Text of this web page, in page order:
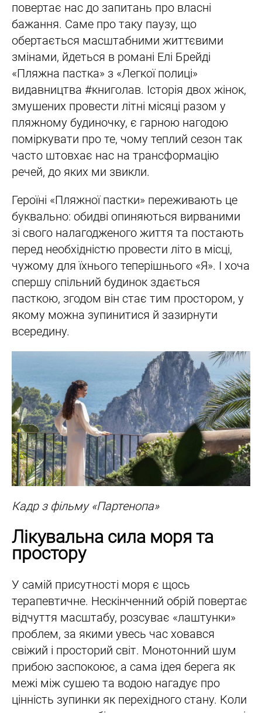
повертає нас до запитань про власні
бажання. Саме про таку паузу, що
обертається масштабними життєвими
змінами, йдеться в романі Елі Брейді
«Пляжна пастка» з «Легкої полиці»
видавництва #книголав. Історія двох жінок,
змушених провести літні місяці разом у
пляжному будиночку, є гарною нагодою
поміркувати про те, чому теплий сезон так
часто штовхає нас на трансформацію
речей, до яких ми звикли.
Героїні «Пляжної пастки» переживають це
буквально: обидві опиняються вирваними
зі свого налагодженого життя та постають
перед необхідністю провести літо в місці,
чужому для їхнього теперішнього «Я». І хоча
спершу спільний будинок здається
пасткою, згодом він стає тим простором, у
якому можна зупинитися й зазирнути
всередину.
Кадр з фільму «Партенопа»
Лікувальна сила моря та
простору
У самій присутності моря є щось
терапевтичне. Нескінченний обрій повертає
відчуття масштабу, розсуває «лаштунки»
проблем, за якими увесь час ховався
свіжий і просторий світ. Монотонний шум
прибою заспокоює, а сама ідея берега як
межі між сушею та водою нагадує про
цінність зупинки як перехідного стану. Коли